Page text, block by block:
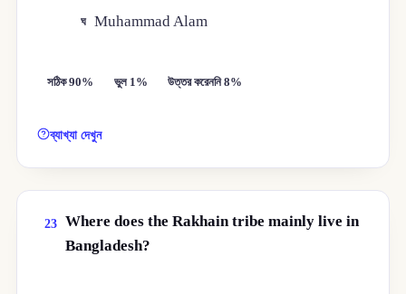
ঘ Muhammad Alam
সঠিক 90% ভুল 1% উত্তর করেননি 8%
ব্যাখ্যা দেখুন
23 Where does the Rakhain tribe mainly live in
Bangladesh?